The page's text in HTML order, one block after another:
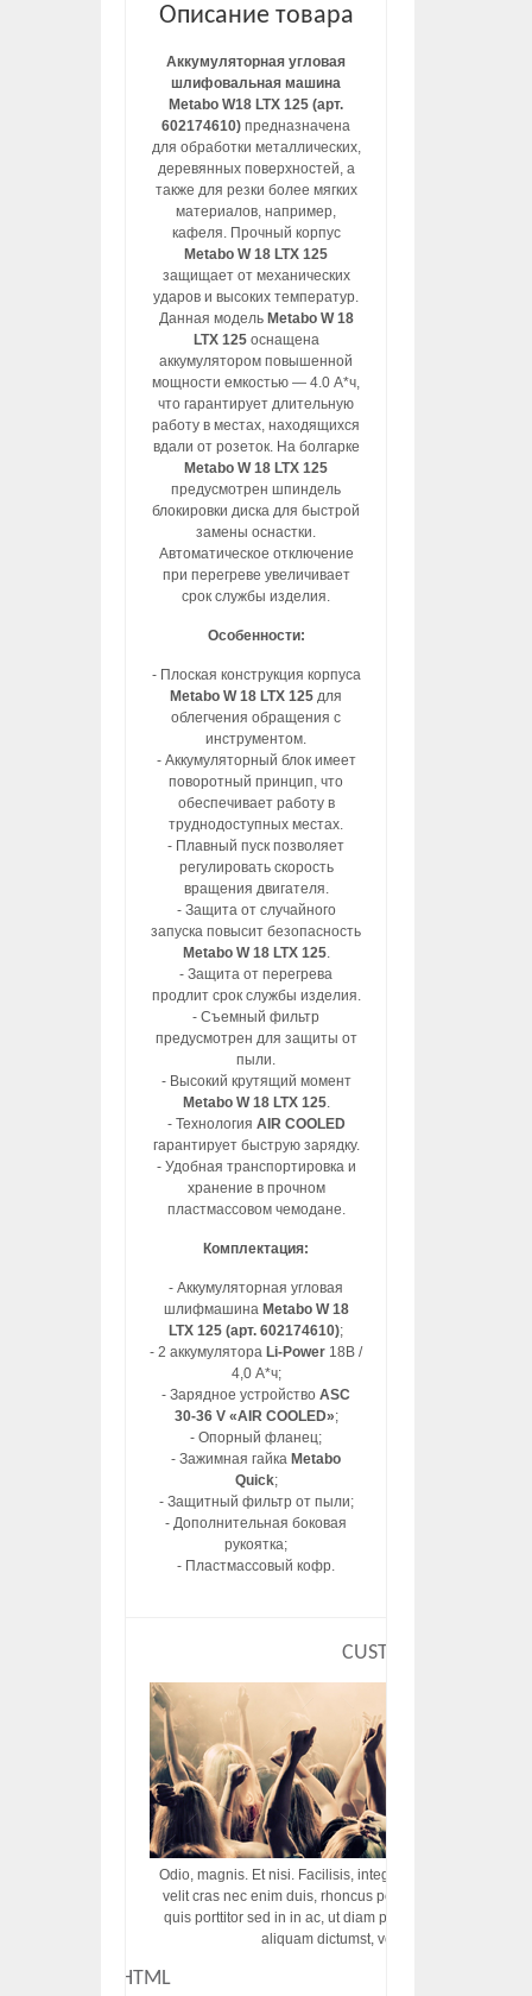
Описание товара
Аккумуляторная угловая
шлифовальная машина
Metabo W18 LTX 125 (арт.
602174610) предназначена
для обработки металлических,
деревянных поверхностей, а
также для резки более мягких
материалов, например,
кафеля. Прочный корпус
Metabo W 18 LTX 125
защищает от механических
ударов и высоких температур.
Данная модель Metabo W 18
LTX 125оснащена
аккумулятором повышенной
мощности емкостью — 4.0 А*ч,
что гарантирует длительную
работу в местах, находящихся
вдали от розеток. На болгарке
Metabo W 18 LTX 125
предусмотрен шпиндель
блокировки диска для быстрой
замены оснастки.
Автоматическое отключение
при перегреве увеличивает
срок службы изделия.
Особенности:
- Плоская конструкция корпуса
Metabo W 18 LTX 125 для
облегчения обращения с
инструментом.
- Аккумуляторный блок имеет
поворотный принцип, что
обеспечивает работу в
труднодоступных местах.
- Плавный пуск позволяет
регулировать скорость
вращения двигателя.
- Защита от случайного
запуска повысит безопасность
Metabo W 18 LTX 125.
- Защита от перегрева
продлит срок службы изделия.
- Съемный фильтр
предусмотрен для защиты от
пыли.
- Высокий крутящий момент
Metabo W 18 LTX 125.
- Технология AIR COOLED
гарантирует быструю зарядку.
- Удобная транспортировка и
хранение в прочном
пластмассовом чемодане.
Комплектация:
- Аккумуляторная угловая
шлифмашина Metabo W 18
LTX 125 (арт. 602174610);
- 2 аккумулятора Li-Power 18В /
4,0 А*ч;
- Зарядное устройствоASC
30-36 V «AIR COOLED»;
- Опорный фланец;
- Зажимная гайка Metabo
Quick;
- Защитный фильтр от пыли;
- Дополнительная боковая
рукоятка;
- Пластмассовый кофр.
CUSTOM HTML
Odio, magnis. Et nisi. Facilisis, integer! Risus augue! Non
velit cras nec enim duis, rhoncus porttitor ac vut rhoncus
quis porttitor sed in in ac, ut diam porttitor odio nunc
aliquam dictumst, vel amet tincidunt
CUSTOM HTML